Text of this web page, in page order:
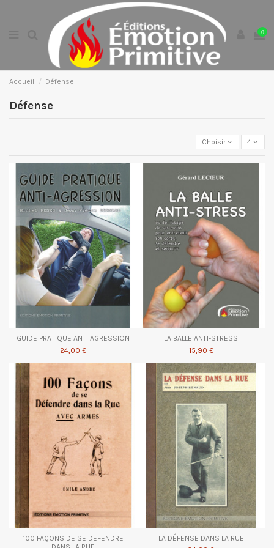
0
Accueil Défense
Défense
Choisir 4
GUIDE PRATIQUE ANTI AGRESSION
24,00 €
LA BALLE ANTI-STRESS
15,90 €
100 FAÇONS DE SE DEFENDRE
LA DÉFENSE DANS LA RUE